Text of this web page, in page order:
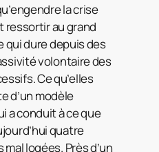
la crise
ressortir au grand
qui dure depuis des
volontaire des
Ce qu’elles
d’un modèle
a conduit à ce que
quatre
logées. Près d’un